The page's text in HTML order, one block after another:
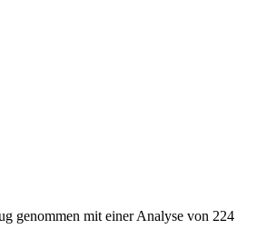
genommen mit einer Analyse von 224